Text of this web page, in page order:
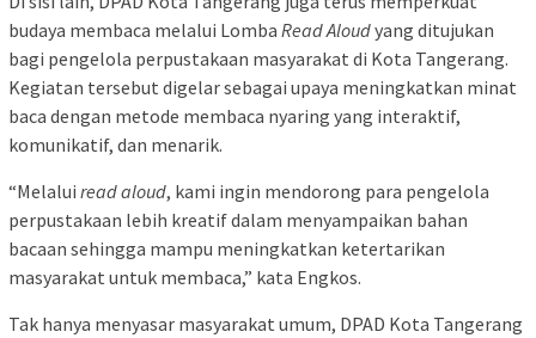
budaya membaca melalui Lomba Read Aloudyang ditujukan
bagi pengelola perpustakaan masyarakat di Kota Tangerang.
Kegiatan tersebut digelar sebagai upaya meningkatkan minat
baca dengan metode membaca nyaring yang interaktif,
komunikatif, dan menarik.
“Melalui read aloud, kami ingin mendorong para pengelola
perpustakaan lebih kreatif dalam menyampaikan bahan
bacaan sehingga mampu meningkatkan ketertarikan
masyarakat untuk membaca,” kata Engkos.
Tak hanya menyasar masyarakat umum, DPAD Kota Tangerang